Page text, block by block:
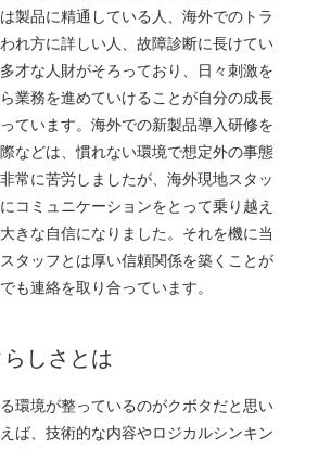
製品に精通している人、海外でのトラ
れ方に詳しい人、故障診断に長けてい
才な人財がそろっており、日々刺激を
業務を進めていけることが自分の成長
ています。海外での新製品導入研修を
などは、慣れない環境で想定外の事態
常に苦労しましたが、海外現地スタッ
コミュニケーションをとって乗り越え
きな自信になりました。それを機に当
タッフとは厚い信頼関係を築くことが
も連絡を取り合っています。
しさとは
環境が整っているのがクボタだと思い
ば、技術的な内容やロジカルシンキン